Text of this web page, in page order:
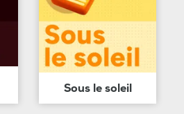
Sous le soleil